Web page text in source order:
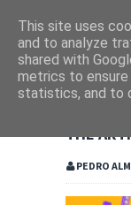
THE
PEDRO
This site uses
and to analyze
shared with
metrics to
statistics, and to